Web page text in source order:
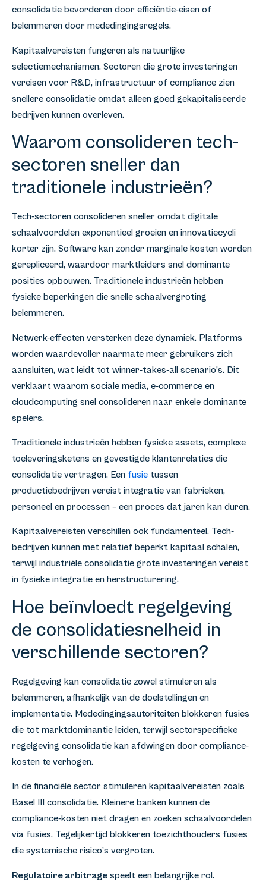
consolidatie bevorderen door efficiëntie-eisen of
belemmeren door mededingingsregels.
Kapitaalvereisten fungeren als natuurlijke
selectiemechanismen. Sectoren die grote investeringen
vereisen voor R&D, infrastructuur of compliance zien
snellere consolidatie omdat alleen goed gekapitaliseerde
bedrijven kunnen overleven.
Waarom consolideren tech-
sectoren sneller dan
traditionele industrieën?
Tech-sectoren consolideren sneller omdat digitale
schaalvoordelen exponentieel groeien en innovatiecycli
korter zijn. Software kan zonder marginale kosten worden
gerepliceerd, waardoor marktleiders snel dominante
posities opbouwen. Traditionele industrieën hebben
fysieke beperkingen die snelle schaalvergroting
belemmeren.
Netwerk-effecten versterken deze dynamiek. Platforms
worden waardevoller naarmate meer gebruikers zich
aansluiten, wat leidt tot winner-takes-all scenario’s. Dit
verklaart waarom sociale media, e-commerce en
cloudcomputing snel consolideren naar enkele dominante
spelers.
Traditionele industrieën hebben fysieke assets, complexe
toeleveringsketens en gevestigde klantenrelaties die
consolidatie vertragen. Een fusie tussen
productiebedrijven vereist integratie van fabrieken,
personeel en processen – een proces dat jaren kan duren.
Kapitaalvereisten verschillen ook fundamenteel. Tech-
bedrijven kunnen met relatief beperkt kapitaal schalen,
terwijl industriële consolidatie grote investeringen vereist
in fysieke integratie en herstructurering.
Hoe beïnvloedt regelgeving
de consolidatiesnelheid in
verschillende sectoren?
Regelgeving kan consolidatie zowel stimuleren als
belemmeren, afhankelijk van de doelstellingen en
implementatie. Mededingingsautoriteiten blokkeren fusies
die tot marktdominantie leiden, terwijl sectorspecifieke
regelgeving consolidatie kan afdwingen door compliance-
kosten te verhogen.
In de financiële sector stimuleren kapitaalvereisten zoals
Basel III consolidatie. Kleinere banken kunnen de
compliance-kosten niet dragen en zoeken schaalvoordelen
via fusies. Tegelijkertijd blokkeren toezichthouders fusies
die systemische risico’s vergroten.
Regulatoire arbitrage speelt een belangrijke rol.